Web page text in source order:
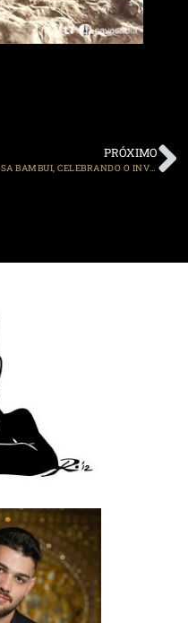
PRÓXIMO
CASA BAMBUI, CELEBRANDO O INVERNO